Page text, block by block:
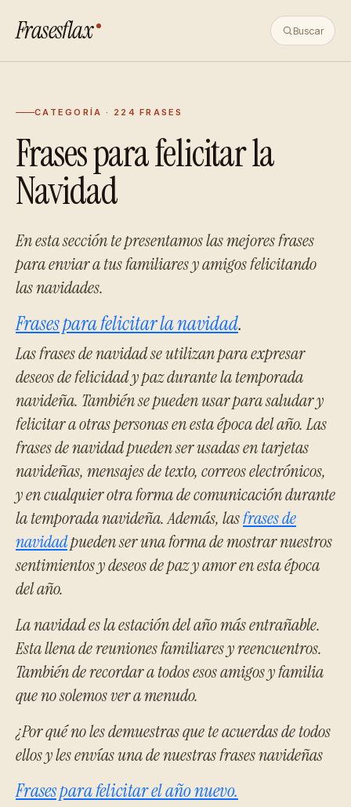
Frasesflax Buscar
CATEGORÍA · 224 FRASES
Frases para felicitar la
Navidad
En esta sección te presentamos las mejores frases
para enviar a tus familiares y amigos felicitando
las navidades.
Frases para felicitar la navidad.
Las frases de navidad se utilizan para expresar
deseos de felicidad y paz durante la temporada
navideña. También se pueden usar para saludar y
felicitar a otras personas en esta época del año. Las
frases de navidad pueden ser usadas en tarjetas
navideñas, mensajes de texto, correos electrónicos,
y en cualquier otra forma de comunicación durante
la temporada navideña. Además, lasfrases de
navidadpueden ser una forma de mostrar nuestros
sentimientos y deseos de paz y amor en esta época
del año.
La navidad es la estación del año más entrañable.
Esta llena de reuniones familiares y reencuentros.
También de recordar a todos esos amigos y familia
que no solemos ver a menudo.
¿Por qué no les demuestras que te acuerdas de todos
ellos y les envías una de nuestras frases navideñas
Frases para felicitar el año nuevo.